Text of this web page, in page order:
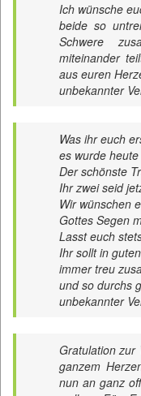
Ich wünsche
beide so
Schwere
miteinander
aus euren
unbekannter
Was ihr euch
es wurde
Der schönste
Ihr zwei seid
Wir wünschen
Gottes Segen
Lasst euch
Ihr sollt in
immer treu
und so durchs
unbekannter
Gratulation zur
ganzem
nun an ganz